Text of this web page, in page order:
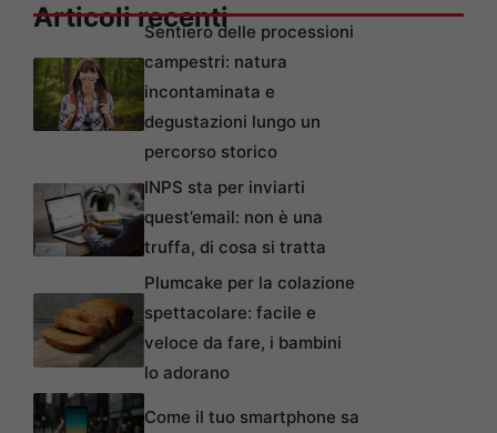
Articoli recentiSentiero delle processioni
campestri: natura
incontaminata e
degustazioni lungo un
percorso storico
INPS sta per inviarti
quest’email: non è una
truffa, di cosa si tratta
Plumcake per la colazione
spettacolare: facile e
veloce da fare, i bambini
lo adorano
Come il tuo smartphone sa